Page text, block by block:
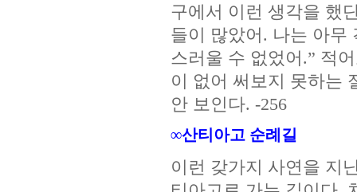
구에서 이런 생각을 했
들이 많았어. 나는 아무
스러울 수 없었어.” 적
이 없어 써보지 못하는
안 보인다. -256
∞산티아고 순례길
이런 갖가지 사연을 지